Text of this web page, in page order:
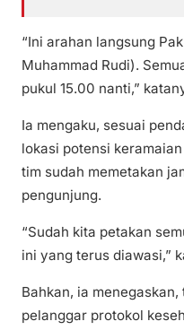
“Ini arahan langsung
Muhammad Rudi).
pukul 15.00 nanti,”
Ia mengaku, sesuai
lokasi potensi
tim sudah memetakan
pengunjung.
“Sudah kita petakan
ini yang terus diawasi,”
Bahkan, ia
pelanggar protokol